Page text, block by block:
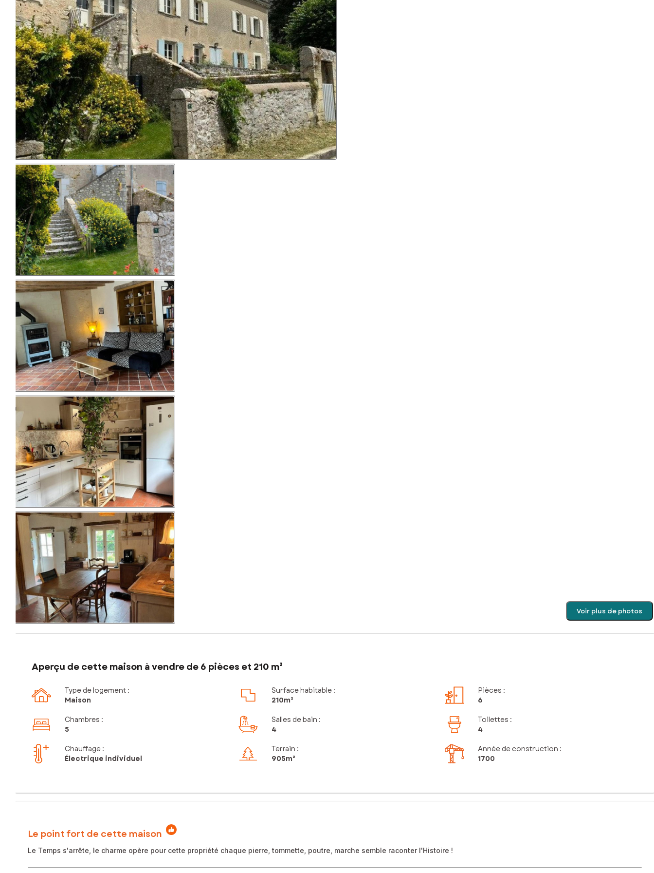
Voir plus de photos
Aperçu de cette maison à vendre de 6 pièces et 210 m²
Type de logement :
Maison
Surface habitable :
210m²
Pièces :
6
Chambres :
5
Salles de bain :
4
Toilettes :
4
Chauffage :
Électrique individuel
Terrain :
905m²
Année de construction :
1700
Le point fort de cette maison
Le Temps s'arrête, le charme opère pour cette propriété chaque pierre, tommette, poutre, marche semble raconter l'Histoire !